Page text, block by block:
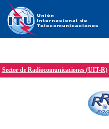
Sector de Radiocomunicaciones (UIT-R)